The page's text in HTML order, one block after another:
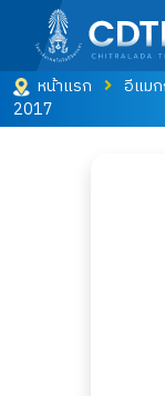
หน้าแรก อีแม
2017